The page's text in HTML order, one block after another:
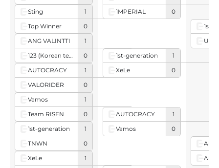
Sting
1
Top Winner
0
ANG VALINTTI
1
123 (Korean team)
0
AUTOCRACY
1
VALORIDER
0
Vamos
1
Team RISEN
0
1st-generation
1
TNWN
0
XeLe
1
1MPERIAL
0
1st-generation
1
XeLe
0
AUTOCRACY
1
Vamos
0
1st-
ANG